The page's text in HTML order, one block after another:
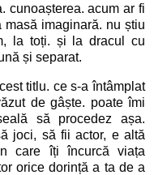
cunoașterea. acum ar fi
imaginară. nu știu
la toți. și la dracul cu
și separat.
titlu. ce s-a întâmplat
de gâște. poate îmi
joci, să fii actor, e altă
care îți încurcă viața
orice dorință a ta de a